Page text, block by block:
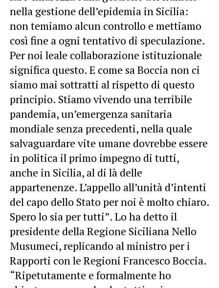
nella gestione dell’epidemia in Sicilia:
non temiamo alcun controllo e mettiamo
così fine a ogni tentativo di speculazione.
Per noi leale collaborazione istituzionale
significa questo. E come sa Boccia non ci
siamo mai sottratti al rispetto di questo
principio. Stiamo vivendo una terribile
pandemia, un’emergenza sanitaria
mondiale senza precedenti, nella quale
salvaguardare vite umane dovrebbe essere
in politica il primo impegno di tutti,
anche in Sicilia, al di là delle
appartenenze. L’appello all’unità d’intenti
del capo dello Stato per noi è molto chiaro.
Spero lo sia per tutti”. Lo ha detto il
presidente della Regione Siciliana Nello
Musumeci, replicando al ministro per i
Rapporti con le Regioni Francesco Boccia.
“Ripetutamente e formalmente ho